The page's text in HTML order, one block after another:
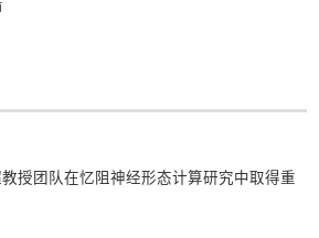
授团队在忆阻神经形态计算研究中取得重